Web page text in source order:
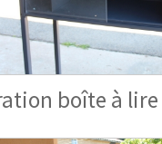
boîte à lire